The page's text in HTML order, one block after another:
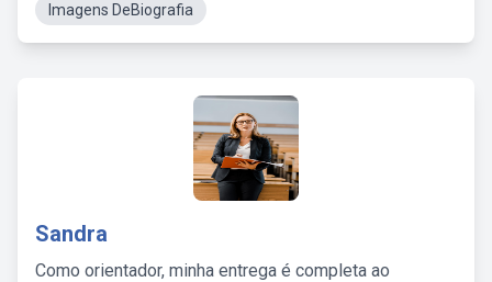
Imagens DeBiografia
Sandra
Como orientador, minha entrega é completa ao